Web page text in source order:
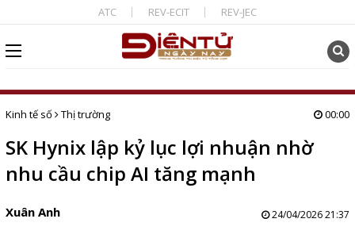
ATC REV-ECIT REV-JEC
Kinh tế số Thị trường 00:00
SK Hynix lập kỷ lục lợi nhuận nhờ
nhu cầu chip AI tăng mạnh
Xuân Anh 24/04/2026 21:37